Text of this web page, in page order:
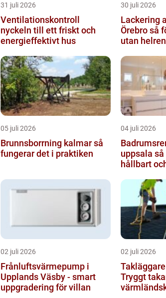
31 juli 2026
Ventilationskontroll
nyckeln till ett friskt och
energieffektivt hus
30 juli 2026
Lackering
Örebro så förvandlas köket
utan
05 juli 2026
Brunnsborrning kalmar så
fungerar det i praktiken
04 juli 2026
uppsala så skapar du ett
hållbart
02 juli 2026
Frånluftsvärmepump i
Upplands Väsby - smart
uppgradering för villan
02 juli 2026
Tryggt